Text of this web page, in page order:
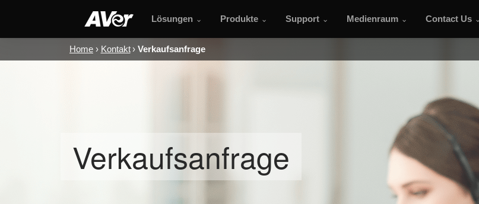
Lösungen Produkte Support Medienraum Contact Us
Home Kontakt Verkaufsanfrage
Verkaufsanfrage